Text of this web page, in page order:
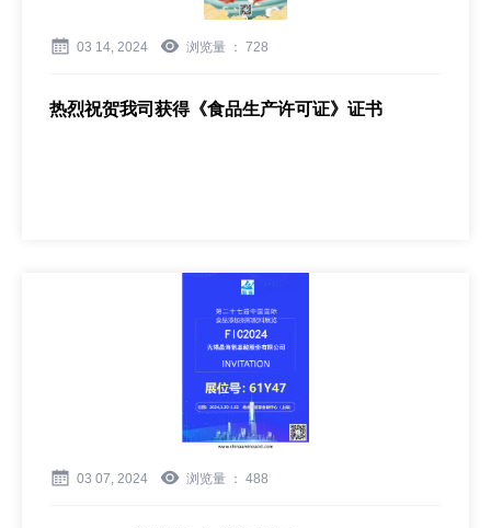
03 14, 2024 浏览量 ： 728
热烈祝贺我司获得《食品生产许可证》证书
03 07, 2024 浏览量 ： 488